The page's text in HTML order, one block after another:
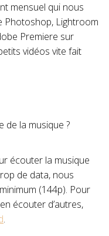
mensuel qui nous
Photoshop, Lightroom
Premiere sur
vidéos vite fait
de la musique ?
écouter la musique
de data, nous
(144p). Pour
écouter d’autres,
.